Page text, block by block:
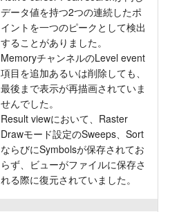
データ値を持つ2つの連続したポ
イントを一つのピークとして検出
することがありました。
MemoryチャンネルのLevel event
項目を追加あるいは削除しても、
最後まで表示が再描画されていま
せんでした。
Result viewにおいて、Raster
Drawモード設定のSweeps、Sort
ならびにSymbolsが保存されてお
らず、ビューがファイルに保存さ
れる際に復元されていました。